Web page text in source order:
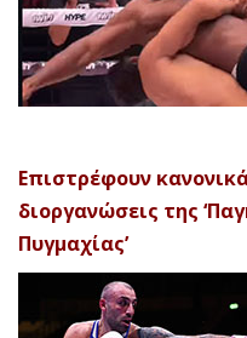
Επιστρέφουν
διοργανώσεις της
Πυγμαχίας’